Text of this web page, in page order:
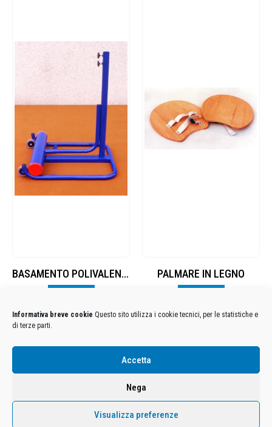
Informativa breve cookie Questo sito utilizza i cookie tecnici, per le statistiche e
di terze parti.
Accetta
Nega
Visualizza preferenze
BASAMENTO POLIVALENTE ZAVORRATO PER SUPPORTO ATTREZZI SMONTABILE, PER PALI CON DIAMETRO Ø50MM. PALMARE IN LEGNO
Condizioni Generali di Utilizzo-Cookies-Privacy
Euro 12.500.000 i.v. - C.F. e Iscr. Reg. Imp. Monza e Brianza 02137480964 - R.E.A. MB-1370021 -
P.IVA. 11005760159 - Direzione e coordinamento art. 2497 C.C. DECATHLON SA, Villeneuve